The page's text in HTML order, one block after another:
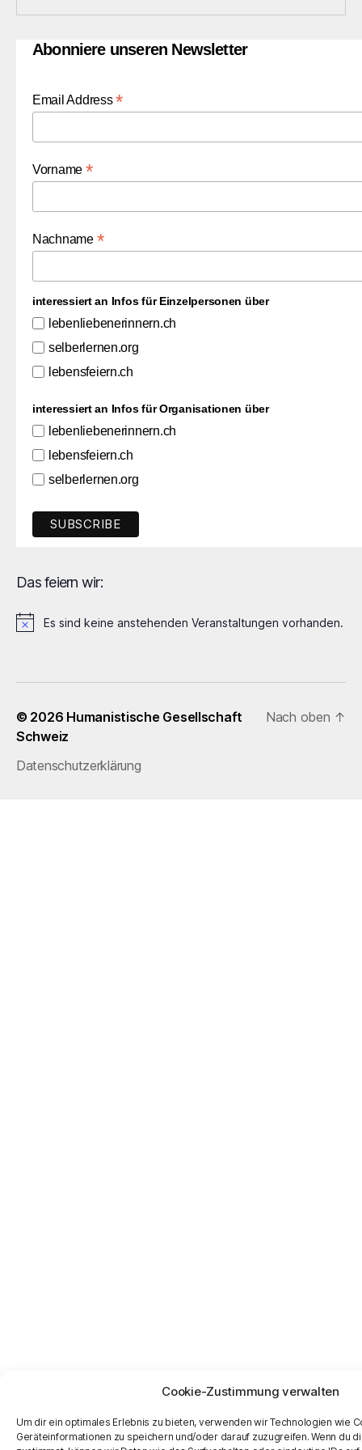
Cookie-Zustimmung verwalten
Um dir ein optimales Erlebnis zu bieten, verwenden wir Technologien wie
Geräteinformationen zu speichern und/oder darauf zuzugreifen. Wenn du
Abonniere unseren Newsletter
Email Address*
Vorname *
Nachname *
interessiert an Infos für Einzelpersonen über
lebenliebenerinnern.ch
selberlernen.org
lebensfeiern.ch
interessiert an Infos für Organisationen über
lebenliebenerinnern.ch
lebensfeiern.ch
selberlernen.org
Das feiern wir:
H
s
Es sind keine anstehenden Veranstaltungen vorhanden.
© 2026 Humanistische Gesellschaft
Schweiz
Datenschutzerklärung
Nach oben ↑